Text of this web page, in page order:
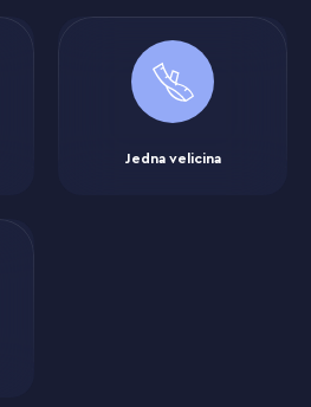
Jedna velicina